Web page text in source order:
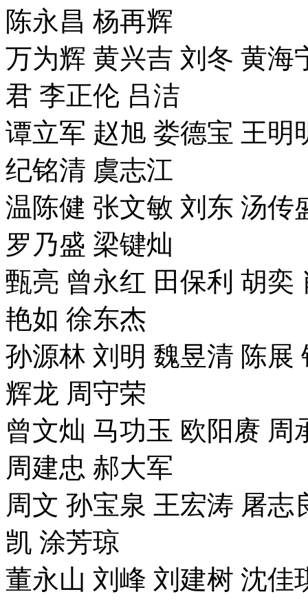
陈永昌 杨再辉
万为辉 黄兴吉 刘冬 黄海
君 李正伦 吕洁
谭立军 赵旭 娄德宝 王明
纪铭清 虞志江
温陈健 张文敏 刘东 汤传
罗乃盛 梁键灿
甄亮 曾永红 田保利 胡奕
艳如 徐东杰
孙源林 刘明 魏昱清 陈展
辉龙 周守荣
曾文灿 马功玉 欧阳赓 周
周建忠 郝大军
周文 孙宝泉 王宏涛 屠
凯 涂芳琼
董永山 刘峰 刘建树 沈佳